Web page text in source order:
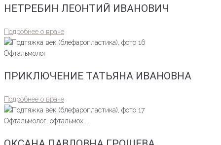
НЕТРЕБИН ЛЕОНТИЙ ИВАНОВИЧ
Подробнее о враче
Офтальмолог
ПРИКЛЮЧЕНИЕ ТАТЬЯНА ИВАНОВНА
Подробнее о враче
Офтальмолог, офтальмох...